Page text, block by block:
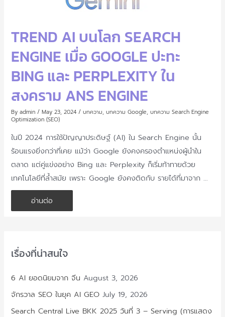
TREND AI บนโลก SEARCH
ENGINE เมื่อ GOOGLE ปะทะ
BING และ PERPLEXITY ใน
สงคราม ANS ENGINE
Byadmin /May 23, 2024/บทความ,บทความ Google,บทความ Search Engine
Optimization (SEO)
ในปี 2024 การใช้ปัญญาประดิษฐ์ (AI) ใน Search Engine นั้น
ร้อนแรงยิ่งกว่าที่เคย แม้ว่า Google ยังคงครองตำแหน่งผู้นำใน
ตลาด แต่คู่แข่งอย่าง Bing และ Perplexity ก็เริ่มท้าทายด้วย
เทคโนโลยีที่ล้ำสมัย เพราะ Google ยังคงติดกับ รายได้ที่มาจาก …
Trend
AI
บน
Google
ปะทะ
Perplexity
ใน
สงคราม
Ans
อ่านต่อ
เรื่องที่น่าสนใจ
6 AI ยอดนิยมจาก จีน August 3, 2026
จักรวาล SEO ในยุค AI GEO July 19, 2026
Search Central Live BKK 2025 วันที่ 3 – Serving (การแสดง